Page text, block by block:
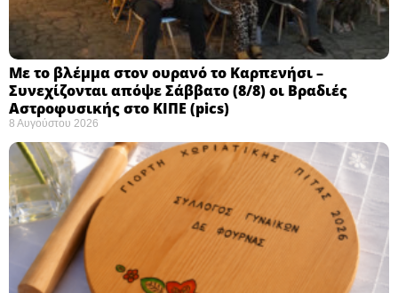
Με το βλέμμα στον ουρανό το Καρπενήσι –
Συνεχίζονται απόψε Σάββατο (8/8) οι Βραδιές
Αστροφυσικής στο ΚΙΠΕ (pics)
8 Αυγούστου 2026